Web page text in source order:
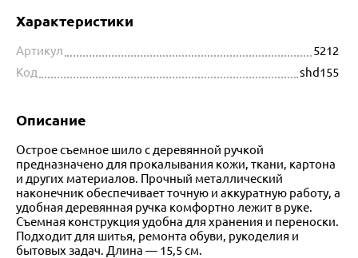
Характеристики
Артикул
5212
Код
shd155
Описание
Острое съемное шило с деревянной ручкой
предназначено для прокалывания кожи, ткани, картона
и других материалов. Прочный металлический
наконечник обеспечивает точную и аккуратную работу, а
удобная деревянная ручка комфортно лежит в руке.
Съемная конструкция удобна для хранения и переноски.
Подходит для шитья, ремонта обуви, рукоделия и
бытовых задач. Длина — 15,5 см.